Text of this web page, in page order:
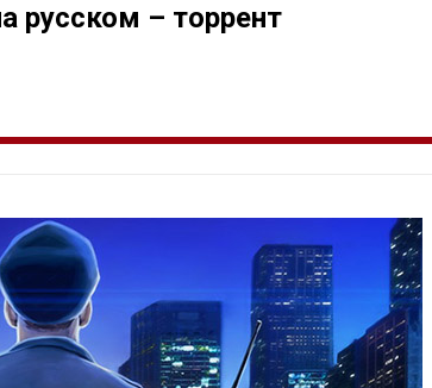
русском – торрент